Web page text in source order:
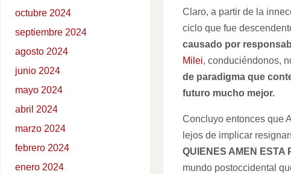
Claro, a partir de la
ciclo que fue
causado por
Milei, conduciéndonos,
de paradigma que
futuro mucho mejor.
Concluyo entonces que
lejos de implicar
QUIENES AMEN
mundo postoccidental
octubre 2024
septiembre 2024
agosto 2024
junio 2024
mayo 2024
abril 2024
marzo 2024
febrero 2024
enero 2024